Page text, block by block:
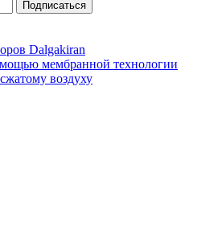
Dalgakiran
мембранной технологии
воздуху